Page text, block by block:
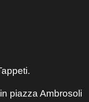
piazza Ambrosoli